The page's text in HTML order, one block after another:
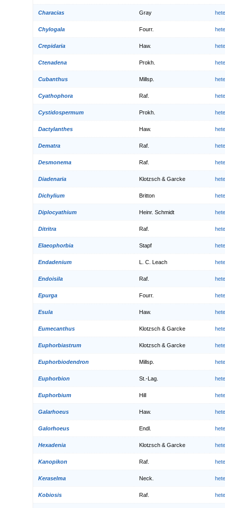
Characias Gray
Chylogala Fourr.
Crepidaria Haw.
Ctenadena Prokh.
Cubanthus Millsp.
Cyathophora Raf.
Cystidospermum Prokh.
Dactylanthes Haw.
Dematra Raf.
Desmonema Raf.
Diadenaria Klotzsch & Garcke
Dichylium Britton
Diplocyathium Heinr. Schmidt
Ditritra Raf.
Elaeophorbia Stapf
Endadenium L. C. Leach
Endoisila Raf.
Epurga Fourr.
Esula Haw.
Eumecanthus Klotzsch & Garcke
Euphorbiastrum Klotzsch & Garcke
Euphorbiodendron Millsp.
Euphorbion St.-Lag.
Euphorbium Hill
Galarhoeus Haw.
Galorhoeus Endl.
Hexadenia Klotzsch & Garcke
Kanopikon Raf.
Keraselma Neck.
Kobiosis Raf.